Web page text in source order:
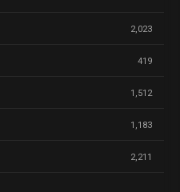
2,023
419
1,512
1,183
2,211